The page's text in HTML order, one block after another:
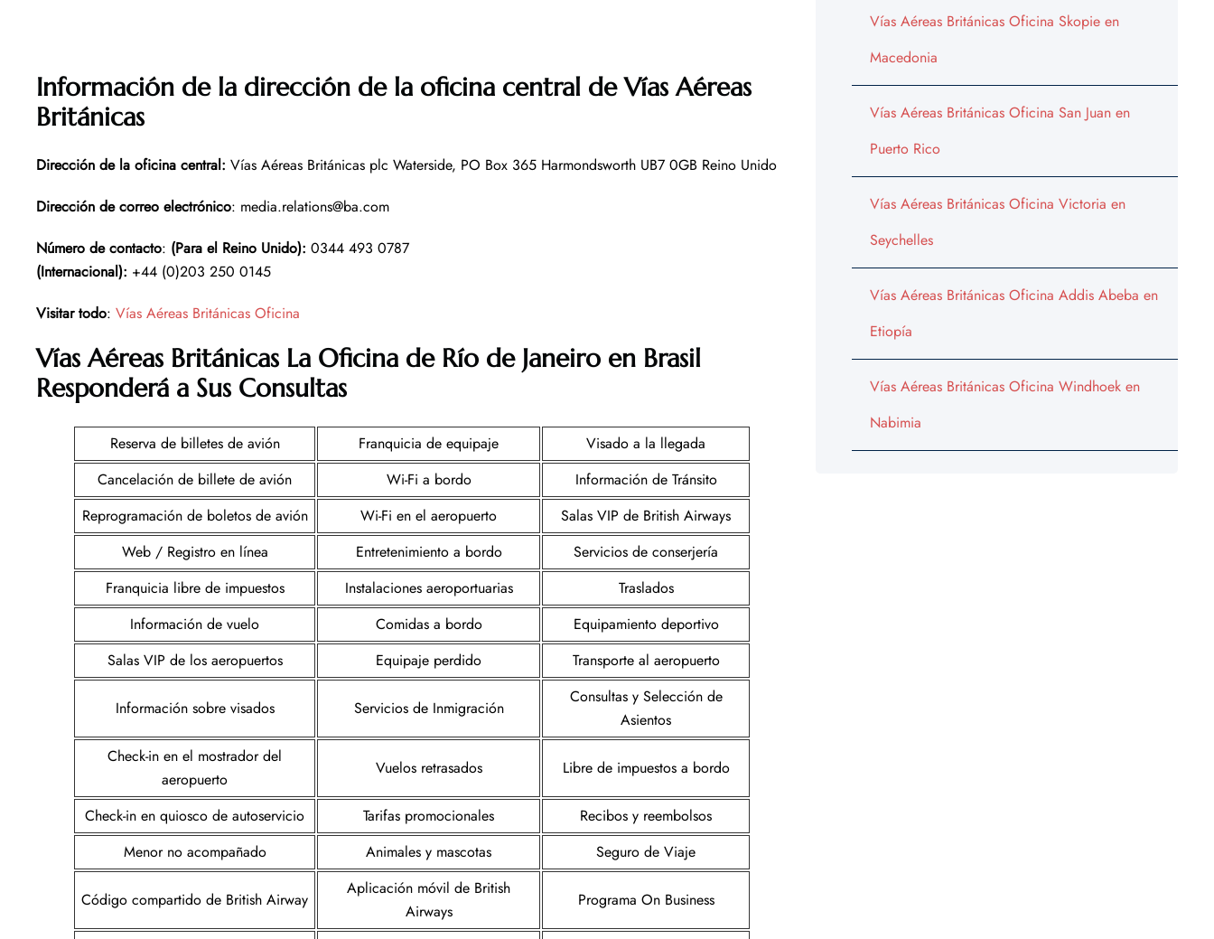
Información de la dirección de la oficina central de Vías Aéreas
Británicas
Dirección de la oficina central: Vías Aéreas Británicas plc Waterside, PO Box 365 Harmondsworth UB7 0GB Reino Unido
Dirección de correo electrónico: media.relations@ba.com
Número de contacto: (Para el Reino Unido): 0344 493 0787
(Internacional): +44 (0)203 250 0145
Visitar todo: Vías Aéreas Británicas Oficina
Vías Aéreas Británicas La Oficina de Río de Janeiro en Brasil
Responderá a Sus Consultas
Reserva de billetes de avión Franquicia de equipaje
Visado a la llegada
Cancelación de billete de avión
Wi-Fi a bordo
Información de Tránsito
Reprogramación de boletos de avión
Wi-Fi en el aeropuerto
Salas VIP de British Airways
Web / Registro en línea
Entretenimiento a bordo
Servicios de conserjería
Franquicia libre de impuestos
Instalaciones aeroportuarias
Traslados
Información de vuelo
Comidas a bordo
Equipamiento deportivo
Salas VIP de los aeropuertos
Equipaje perdido Transporte al aeropuerto
Información sobre visados Servicios de Inmigración
Consultas y Selección de
Asientos
Check-in en el mostrador del
aeropuerto
Vuelos retrasados Libre de impuestos a bordo
Check-in en quiosco de autoservicio Tarifas promocionales
Recibos y reembolsos
Menor no acompañado
Animales y mascotas Seguro de Viaje
Código compartido de British Airway
Aplicación móvil de British
Airways
Programa On Business
Vías Aéreas Británicas Oficina Skopie en
Macedonia
Vías Aéreas Británicas Oficina San Juan en
Puerto Rico
Vías Aéreas Británicas Oficina Victoria en
Seychelles
Vías Aéreas Británicas Oficina Addis Abeba en
Etiopía
Vías Aéreas Británicas Oficina Windhoek en
Nabimia